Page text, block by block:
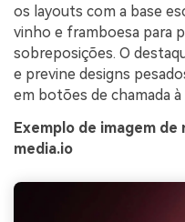
os layouts com a base
vinho e framboesa para
sobreposições. O
e previne designs
em botões de chamada
Exemplo de imagem
media.io